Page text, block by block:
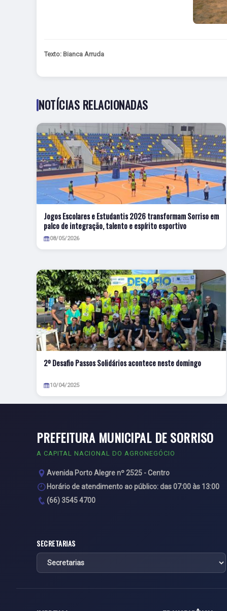
Texto: Bianca Arruda
NOTÍCIAS RELACIONADAS
Jogos Escolares e Estudantis 2026 transformam Sorriso em
palco de integração, talento e espírito esportivo
08/05/2026
2º Desafio Passos Solidários acontece neste domingo
10/04/2025
PREFEITURA MUNICIPAL DE SORRISO
A CAPITAL NACIONAL DO AGRONEGÓCIO
Avenida Porto Alegre nº 2525 - Centro
Horário de atendimento ao público: das 07:00 às 13:00
(66) 3545 4700
SECRETARIAS